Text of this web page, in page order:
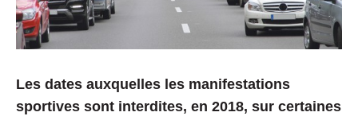
Les dates auxquelles les manifestations
sportives sont interdites, en 2018, sur certaines